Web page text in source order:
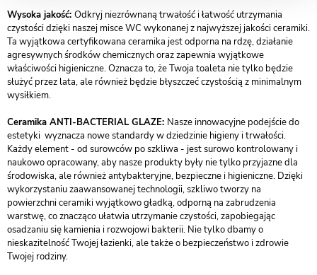
Wysoka jakość: Odkryj niezrównaną trwałość i łatwość utrzymania
czystości dzięki naszej misce WC wykonanej z najwyższej jakości ceramiki.
Ta wyjątkowa certyfikowana ceramika jest odporna na rdzę, działanie
agresywnych środków chemicznych oraz zapewnia wyjątkowe
właściwości higieniczne. Oznacza to, że Twoja toaleta nie tylko będzie
służyć przez lata, ale również będzie błyszczeć czystością z minimalnym
wysiłkiem.
Ceramika ANTI-BACTERIAL GLAZE: Nasze innowacyjne podejście do
estetyki wyznacza nowe standardy w dziedzinie higieny i trwałości.
Każdy element - od surowców po szkliwa - jest surowo kontrolowany i
naukowo opracowany, aby nasze produkty były nie tylko przyjazne dla
środowiska, ale również antybakteryjne, bezpieczne i higieniczne. Dzięki
wykorzystaniu zaawansowanej technologii, szkliwo tworzy na
powierzchni ceramiki wyjątkowo gładką, odporną na zabrudzenia
warstwę, co znacząco ułatwia utrzymanie czystości, zapobiegając
osadzaniu się kamienia i rozwojowi bakterii. Nie tylko dbamy o
nieskazitelność Twojej łazienki, ale także o bezpieczeństwo i zdrowie
Twojej rodziny.